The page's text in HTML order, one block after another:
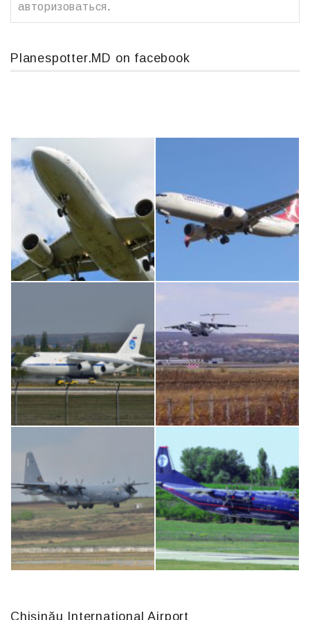
авторизоваться.
Planespotter.MD on facebook
Boeing 737 MAX 8, TC-LCC
An124, RA-82013 IL76, RA-78844
Chișinău International Airport